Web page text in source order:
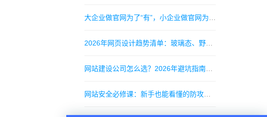
2026年网页设计趋势清单：玻璃态、野蛮主义和超个性插画
网站建设公司怎么选？2026年避坑指南：12万家服务商中只有5%靠谱
网站安全必修课：新手也能看懂的防攻击与数据备份策略